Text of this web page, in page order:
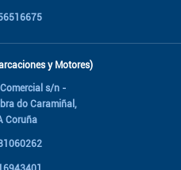
y Motores)
s/n -
do Caramiñal,
Coruña